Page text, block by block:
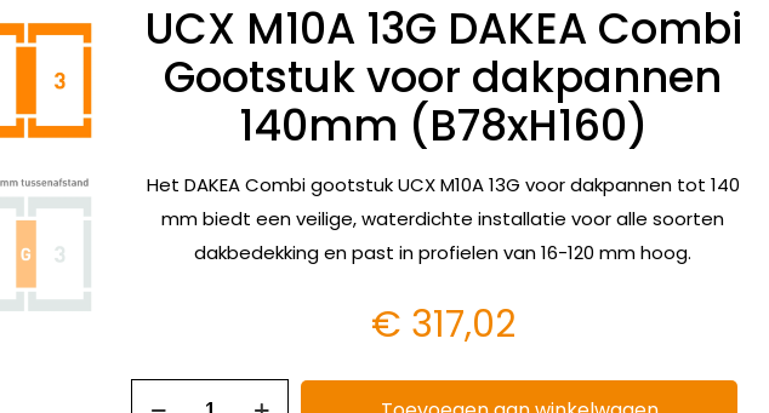
UCX M10A 13G DAKEA Combi
Gootstuk voor dakpannen
140mm (B78xH160)
Het DAKEA Combi gootstuk UCX M10A 13G voor dakpannen tot 140
mm biedt een veilige, waterdichte installatie voor alle soorten
dakbedekking en past in profielen van 16-120 mm hoog.
€ 317,02